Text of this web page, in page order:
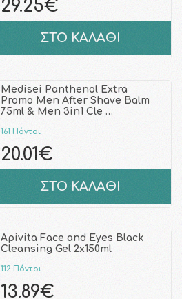
29.25€
ΣΤΟ ΚΑΛΑΘΙ
Medisei Panthenol Extra
Promo Men After Shave Balm
75ml & Men 3in1 Cle …
161 Πόντοι
20.01€
ΣΤΟ ΚΑΛΑΘΙ
Apivita Face and Eyes Black
Cleansing Gel 2x150ml
112 Πόντοι
13.89€